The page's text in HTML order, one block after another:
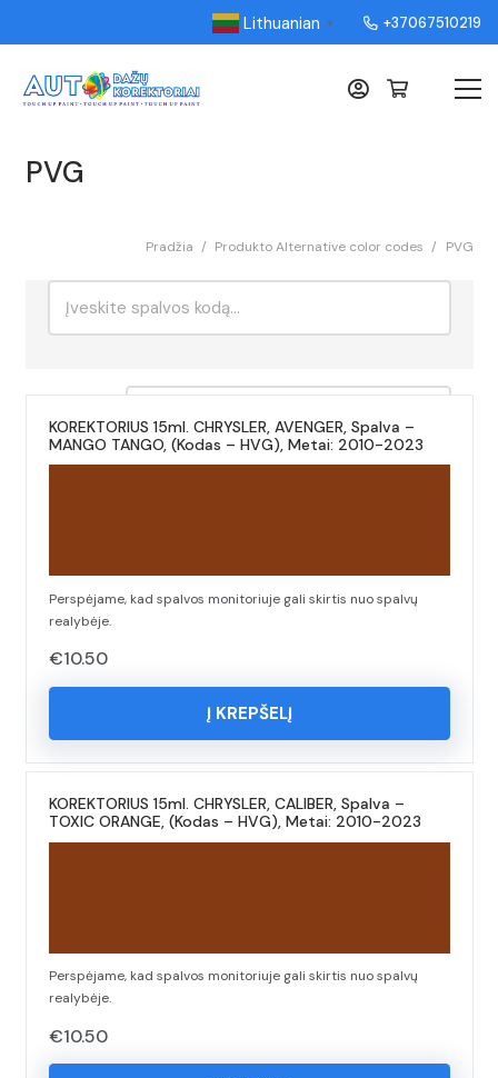
Lithuanian ▼ +37067510219
PVG
Pradžia / Produkto Alternative color codes / PVG
KOREKTORIUS 15ml. CHRYSLER, AVENGER, Spalva –
MANGO TANGO, (Kodas – HVG), Metai: 2010-2023
Perspėjame, kad spalvos monitoriuje gali skirtis nuo spalvų
realybėje.
€10.50
Į KREPŠELĮ
KOREKTORIUS 15ml. CHRYSLER, CALIBER, Spalva –
TOXIC ORANGE, (Kodas – HVG), Metai: 2010-2023
Perspėjame, kad spalvos monitoriuje gali skirtis nuo spalvų
realybėje.
€10.50